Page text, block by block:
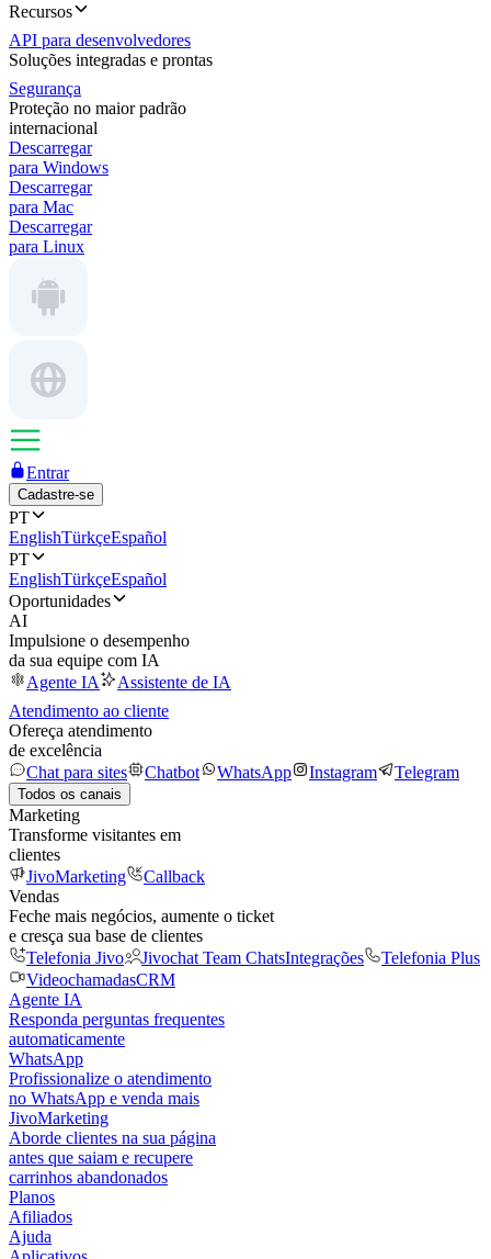
Recursos
API para desenvolvedores
Soluções integradas e prontas
Segurança
Proteção no maior padrão
internacional
Descarregar
para Windows
Descarregar
para Mac
Descarregar
para Linux
Entrar
Cadastre-se
PT
EnglishTürkçeEspañol
PT
EnglishTürkçeEspañol
Oportunidades
AI
Impulsione o desempenho
da sua equipe com IA
Agente IA
Assistente de IA
Atendimento ao cliente
Ofereça atendimento
de excelência
Chat para sites
Chatbot WhatsApp Instagram Telegram
Todos os canais
Marketing
Transforme visitantes em
clientes
JivoMarketing
Callback
Vendas
Feche mais negócios, aumente o ticket
e cresça sua base de clientes
Telefonia Jivo
Jivochat Team ChatsIntegrações
Telefonia Plus
VideochamadasCRM
Agente IA
Responda perguntas frequentes
automaticamente
WhatsApp
Profissionalize o atendimento
no WhatsApp e venda mais
JivoMarketing
Aborde clientes na sua página
antes que saiam e recupere
carrinhos abandonados
Planos
Afiliados
Ajuda